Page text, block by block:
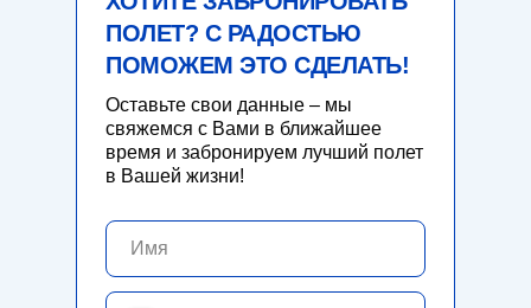
ПОЛЕТ? С РАДОСТЬЮ
ПОМОЖЕМ ЭТО СДЕЛАТЬ!
Оставьте свои данные – мы
свяжемся с Вами в ближайшее
время и забронируем лучший полет
в Вашей жизни!